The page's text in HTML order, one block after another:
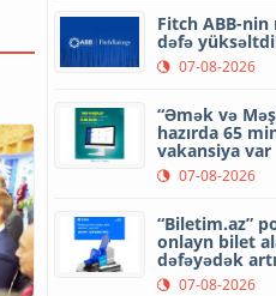
Fitch ABB-
dəfə
07-08-2026
“Əmək və
hazırda 65
vakansiya var
07-08-2026
“Biletim.az”
onlayn bilet
dəfəyədək
07-08-2026